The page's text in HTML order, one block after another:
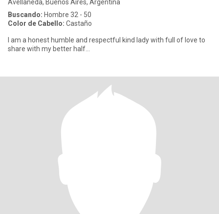
Avellaneda, Buenos Aires, Argentina
Buscando: Hombre 32 - 50
Color de Cabello: Castaño
I am a honest humble and respectful kind lady with full of love to
share with my better half...